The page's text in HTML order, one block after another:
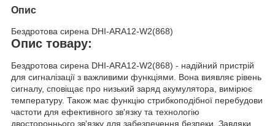
Опис
Бездротова сирена DHI-ARA12-W2(868)
Опис товару:
Бездротова сирена DHI-ARA12-W2(868) - надійний пристрій
для сигналізації з важливими функціями. Вона виявляє рівень
сигналу, сповіщає про низький заряд акумулятора, вимірює
температуру. Також має функцію стрибкоподібної перебудови
частоти для ефективного зв'язку та технологію
двостороннього зв'язку для забезпечення безпеки. Завдяки